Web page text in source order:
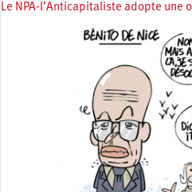
Le NPA-l’Anticapitaliste adopte une